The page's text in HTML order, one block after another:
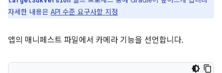
자세한 내용은 API 수준 요구사항 지정
앱의 매니페스트 파일에서 카메라 기능을 선언합니다.